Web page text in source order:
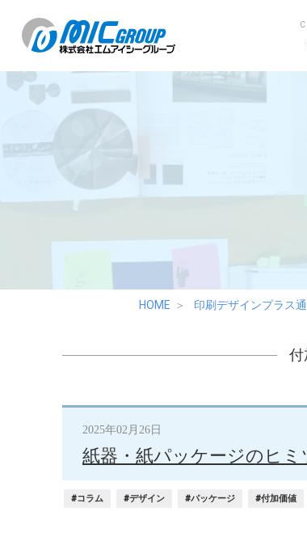
HOME 印刷デザインプラス
付
2025年02月26日
紙器・紙パッケージのヒ
#コラム #デザイン #パッケージ #付加価値